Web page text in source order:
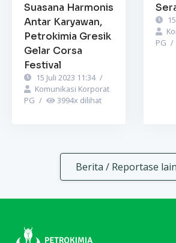
Suasana Harmonis
Antar Karyawan,
Petrokimia Gresik
Gelar Corsa
Festival
15 Juli 2023 11:34 /
Komunikasi Korporat
PG / 3994x dilihat
PG /
Berita / Reportase